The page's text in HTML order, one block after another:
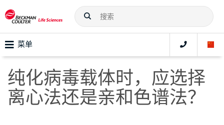
菜单
纯化病毒载体时，应选择
离心法还是亲和色谱法？